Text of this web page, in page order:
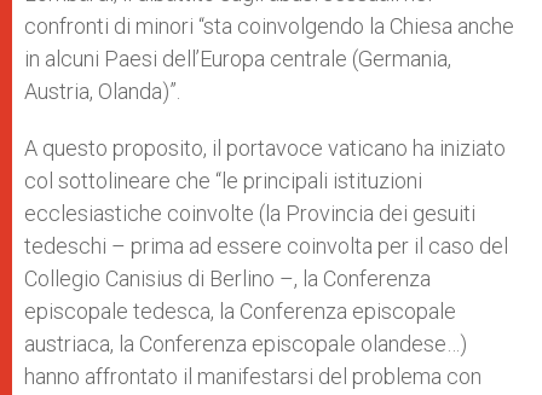
confronti di minori “sta coinvolgendo la Chiesa anche
in alcuni Paesi dell’Europa centrale (Germania,
Austria, Olanda)”.
A questo proposito, il portavoce vaticano ha iniziato
col sottolineare che “le principali istituzioni
ecclesiastiche coinvolte (la Provincia dei gesuiti
tedeschi – prima ad essere coinvolta per il caso del
Collegio Canisius di Berlino –, la Conferenza
episcopale tedesca, la Conferenza episcopale
austriaca, la Conferenza episcopale olandese…)
hanno affrontato il manifestarsi del problema con